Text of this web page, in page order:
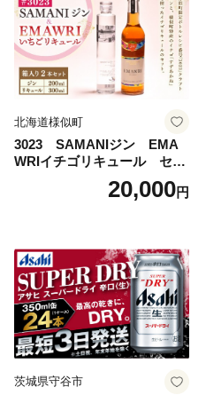
北海道様似町
3023 SAMANIジン EMA
WRIイチゴリキュール セッ
ト（箱入り）【大人の味 酒
お酒 洋酒 スピリッツ クラフ
セット 詰め合わせ カクテル
ソーダ割り アルコール ロッ
ク ソーダ ジントニック 】
20,000円
茨城県守谷市